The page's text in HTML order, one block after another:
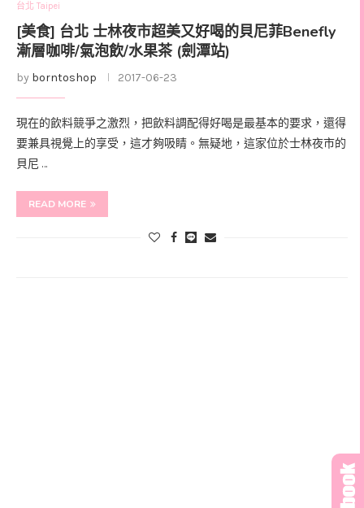
台北 Taipei
[美食] 台北 士林夜市超美又好喝的貝尼菲Benefly
漸層咖啡/氣泡飲/水果茶 (劍潭站)
by borntoshop 2017-06-23
現在的飲料競爭之激烈，把飲料調配得好喝是最基本的要求，還得
要兼具視覺上的享受，這才夠吸睛。無疑地，這家位於士林夜市的
貝尼 …
READ MORE